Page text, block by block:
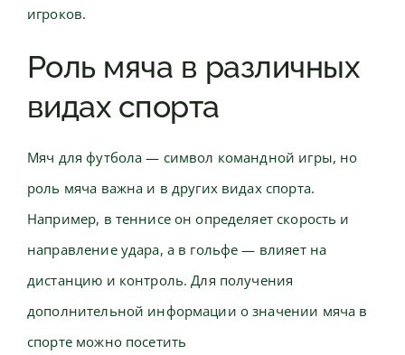
игроков.
Роль мяча в различных
видах спорта
Мяч для футбола — символ командной игры, но
роль мяча важна и в других видах спорта.
Например, в теннисе он определяет скорость и
направление удара, а в гольфе — влияет на
дистанцию и контроль. Для получения
дополнительной информации о значении мяча в
спорте можно посетить